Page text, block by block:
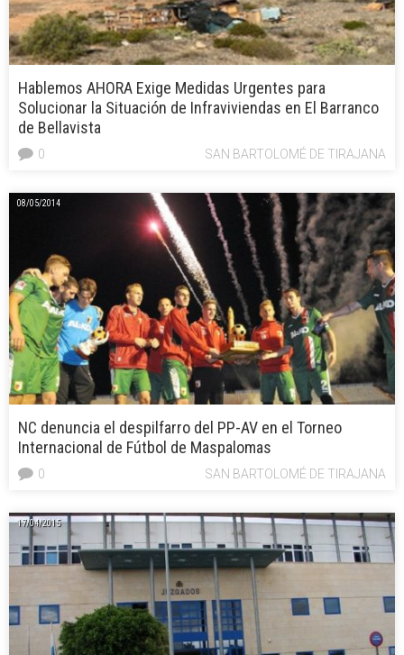
Hablemos AHORA Exige Medidas Urgentes para
Solucionar la Situación de Infraviviendas en El Barranco
de Bellavista
SAN BARTOLOMÉ DE TIRAJANA
0
08/05/2014
NC denuncia el despilfarro del PP-AV en el Torneo
Internacional de Fútbol de Maspalomas
SAN BARTOLOMÉ DE TIRAJANA
0
17/04/2015